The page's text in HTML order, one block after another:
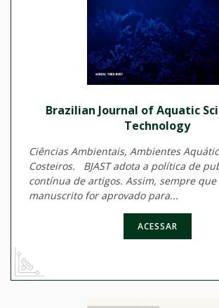
Brazilian Journal of Aquatic
Technology
Ciências Ambientais, Ambientes
Costeiros. BJAST adota a política de
contínua de artigos. Assim, sempre
manuscrito for aprovado para...
ACESSAR